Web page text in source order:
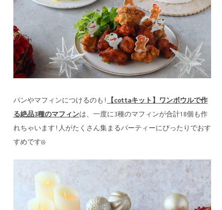
パンやマフィンにつけるのも!
【cottaキット】ワンボウルで作
る絶品3種のマフィンは、一度に3種のマフィンが合計18個も作
れちゃいます!人がたくさん集まるパーティーにぴったりでおす
すめです◎